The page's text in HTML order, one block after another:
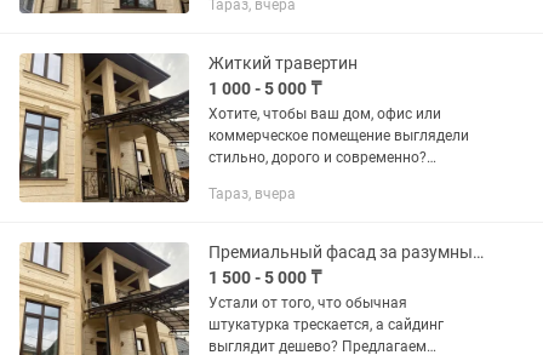
по нанесению жидкого травертина
Это...
Тараз, вчера
Житкий травертин
1 000 - 5 000 ₸
Хотите, чтобы ваш дом, офис или
коммерческое помещение выглядели
стильно, дорого и современно?
по нанесению жидкого травертина
Это...
Тараз, вчера
Премиальный фасад за разумные деньги!
1 500 - 5 000 ₸
Устали от того, что обычная
штукатурка трескается, а сайдинг
выглядит дешево? Предлагаем